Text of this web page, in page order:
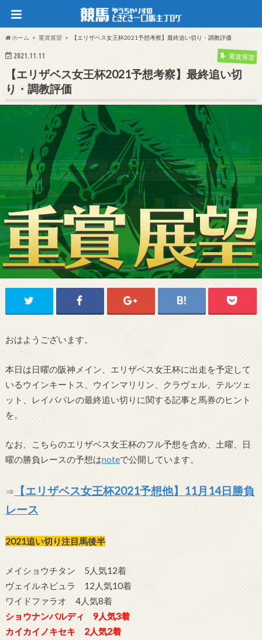
ホーム 重賞展望 【エリザベス女王杯2021予想考察】最終追い切り・調教評価
2021.11.11 重賞展望
【エリザベス女王杯2021予想考察】最終追い切
り・調教評価
おはようございます。
本日は日曜の阪神メイン、エリザベス女王杯に出走を予定して
いるウインキートス、ウインマリリン、クラヴェル、テルツェ
ット、レイパパレの最終追い切りに関する記事と馬券のヒント
を。
なお、こちらのエリザベス女王杯のフル予想を含め、土曜、日
曜の勝負レースの予想はnoteで公開しています。
⇒
【エリザベス女王杯2021予想他】11月14日勝負
レース
2021追い切り注目馬後半
メイショウチタン 5人気12着
ヴェイルネビュラ 12人気10着
ワイドファラオ 4人気8着
ショウナンバルディ 9人気3着
カイカイノキセキ 2人気2着